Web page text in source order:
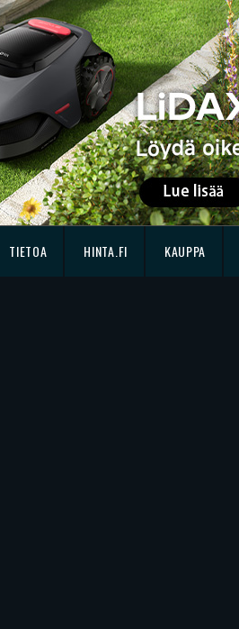
TIETOA HINTA.FI KAUPPA